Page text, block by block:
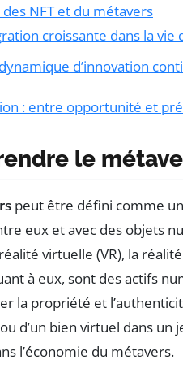
NFT et du métavers
croissante dans la vie
d’innovation
: entre opportunité et
le
peut être défini comme
eux et avec des objets
virtuelle (VR), la
à eux, sont des actifs
la propriété et
d’un bien virtuel dans
l’économie du métavers.